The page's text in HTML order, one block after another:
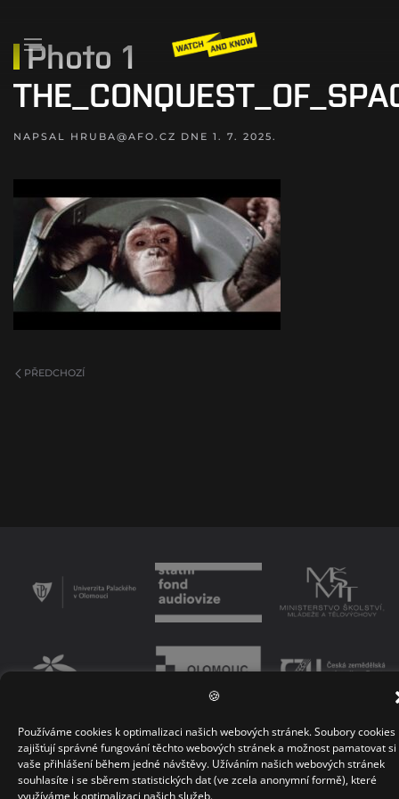
🍪
Používáme cookies k optimalizaci našich webových stránek. Soubory cookies
zajišťují správné fungování těchto webových stránek a možnost pamatovat si
vaše přihlášení během jedné návštěvy. Užíváním našich webových stránek
souhlasíte i se sběrem statistických dat (ve zcela anonymní formě), které
využíváme k optimalizaci našich služeb.
Photo 1
NAPSAL HRUBA@AFO.CZ DNE 1. 7. 2025.
PŘEDCHOZÍ
PODMÍNKY UŽÍVÁNÍ PLATFORMY ZÁSADY OCHRANY OSOBNÍCH ÚDAJŮ
KONTAKT